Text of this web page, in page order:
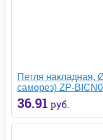
Петля накладная,
саморез) ZP-
36.91 руб.